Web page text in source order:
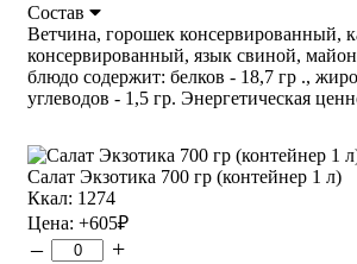
Состав
Ветчина, горошек консервированный,
консервированный, язык свиной,
блюдо содержит: белков - 18,7 гр .,
углеводов - 1,5 гр. Энергетическая
Салат Экзотика 700 гр (контейнер 1 л)
Ккал: 1274
Цена: +605₽
– +